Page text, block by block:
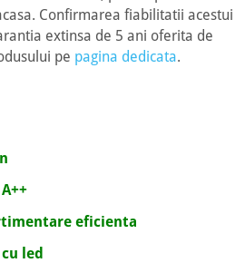
Confirmarea fiabilitatii acestui
extinsa de 5 ani oferita de
pe pagina dedicata.
eficienta
led